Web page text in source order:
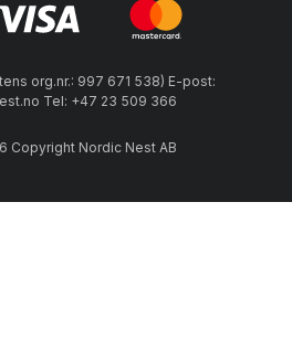
org.nr.: 997 671 538) E-post:
Tel: +47 23 509 366
Copyright Nordic Nest AB